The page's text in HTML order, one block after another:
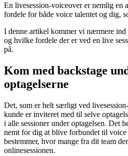
En livesession-voiceover er nemlig en
fordele for både voice talentet og dig,
I denne artikel kommer vi nærmere ind
og hvilke fordele der er ved en live
på.
Kom med backstage
optagelserne
Det, som er helt særligt ved
kunde er inviteret med til selve
i alle sessioner under optagelsen. Det
nemt for dig at blive forbundet til voice
bestemmer, hvor mange fra dit team
onlinesessionen.